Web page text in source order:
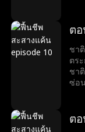
คว
ต
ชา
ตร
ชา
ซ่อ
คว
ตอ